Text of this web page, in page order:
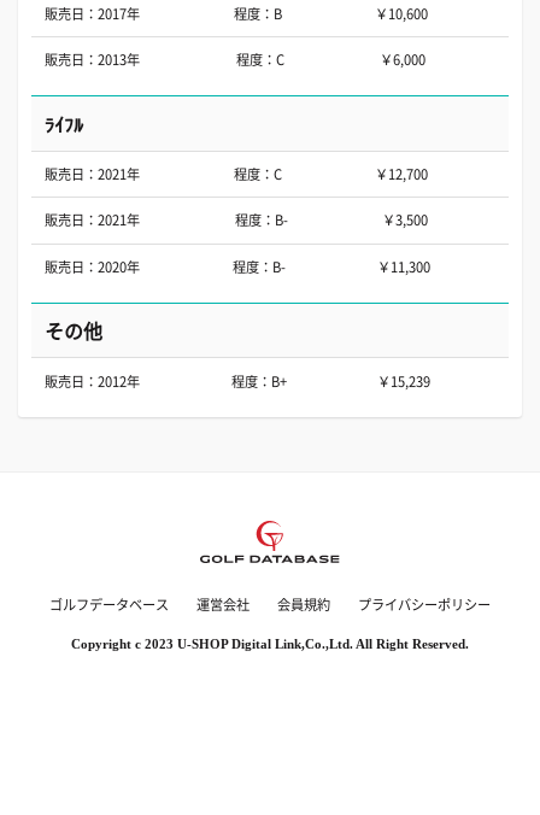
販売日：2017年 程度：B ￥10,600
販売日：2013年 程度：C ￥6,000
ﾗｲﾌﾙ
販売日：2021年 程度：C ￥12,700
販売日：2021年 程度：B- ￥3,500
販売日：2020年 程度：B- ￥11,300
その他
販売日：2012年 程度：B+ ￥15,239
ゴルフデータベース 運営会社 会員規約 プライバシーポリシー
Copyright c 2023 U-SHOP Digital Link,Co.,Ltd. All Right Reserved.